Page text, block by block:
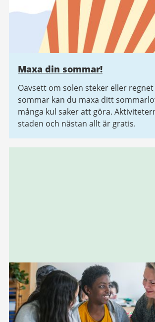
Maxa din sommar!
Oavsett om solen steker eller
sommar kan du maxa ditt
många kul saker att göra.
staden och nästan allt är gratis.